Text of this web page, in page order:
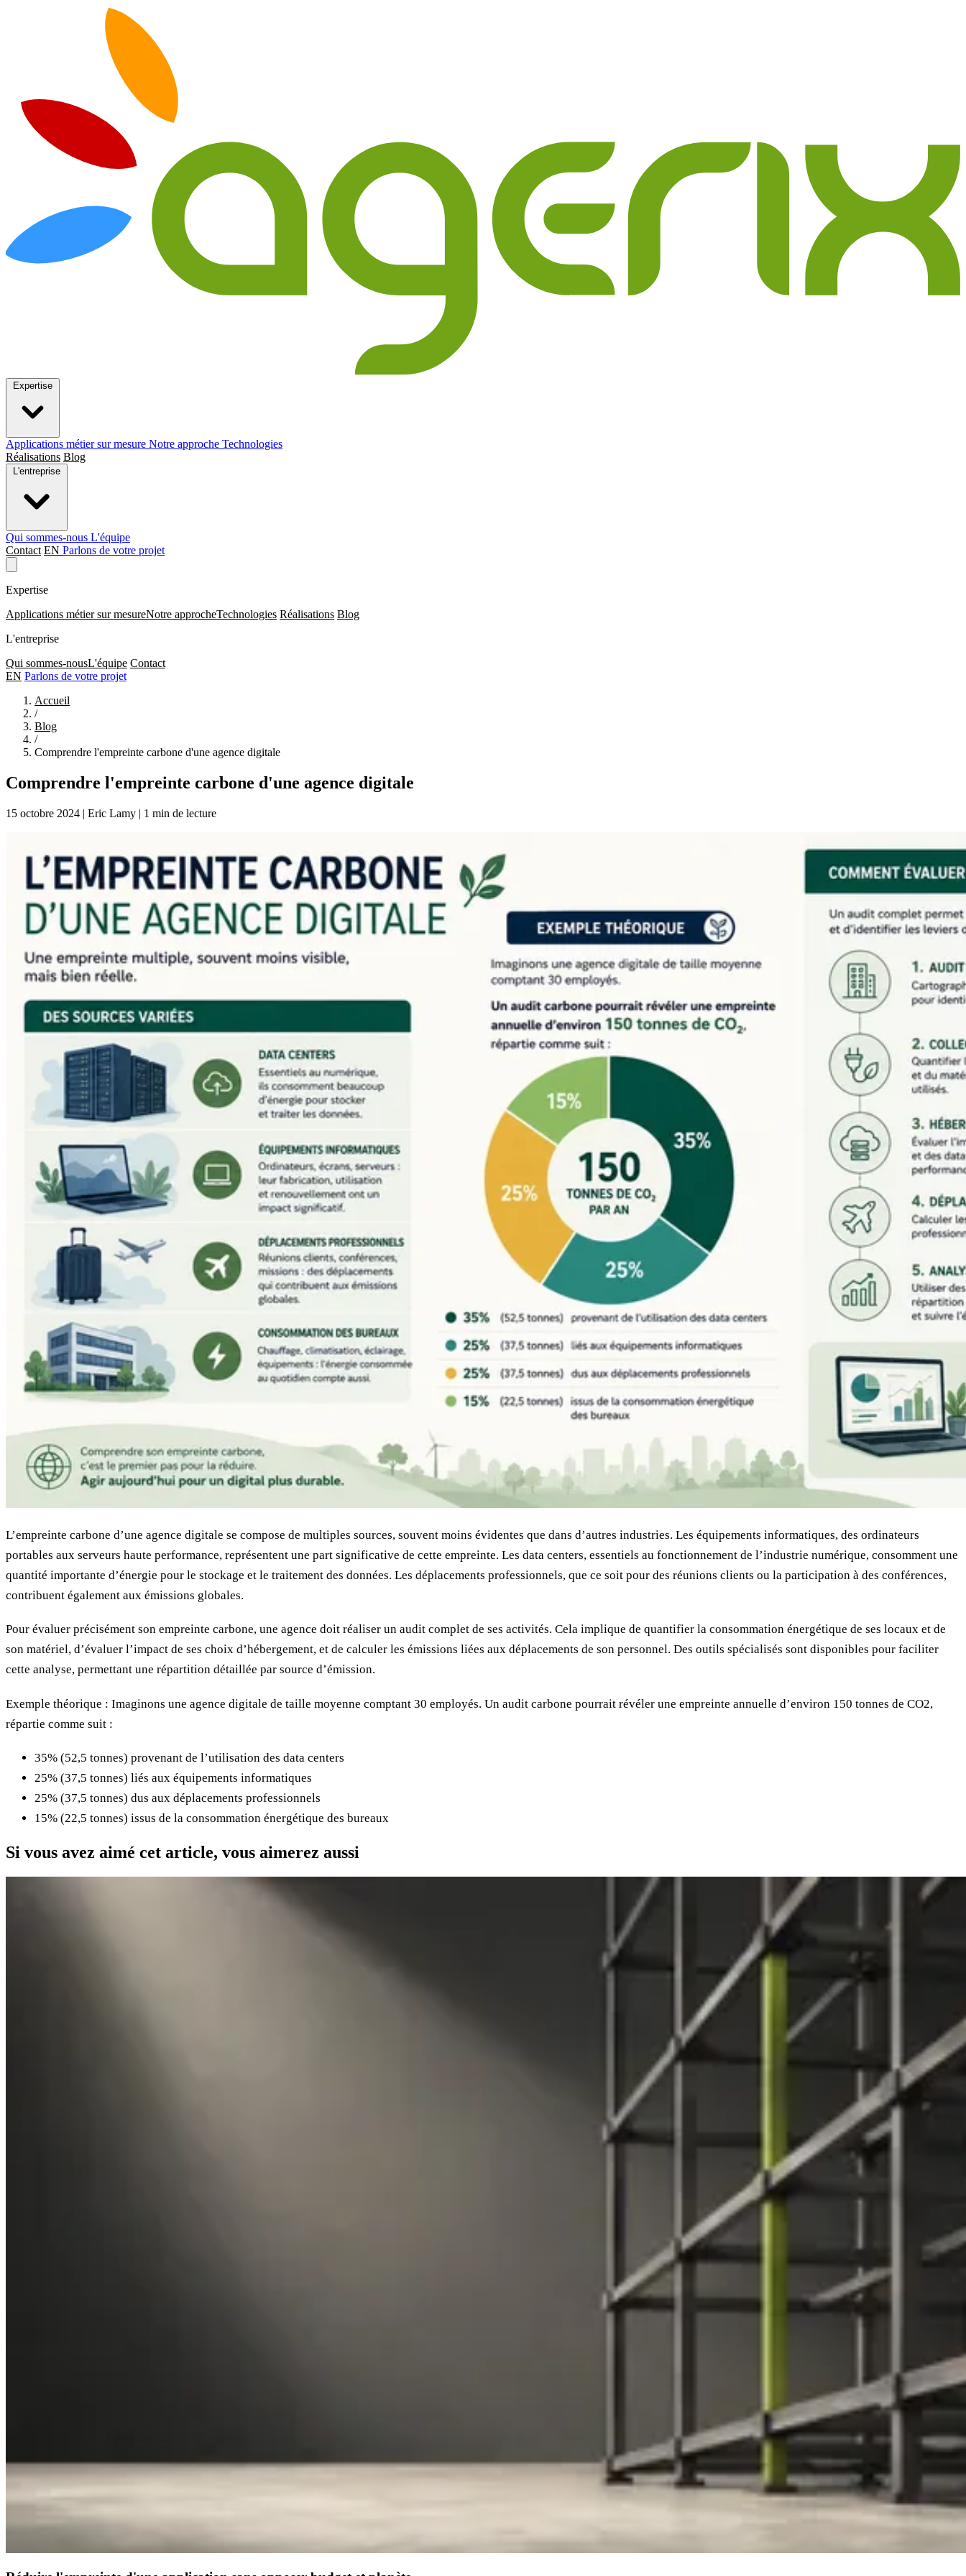
Applications métier sur mesure Notre approche Technologies
Réalisations Blog
Qui sommes-nous L'équipe
Contact EN Parlons de votre projet
Expertise
Applications métier sur mesureNotre approcheTechnologies Réalisations Blog
L'entreprise
Qui sommes-nousL'équipe Contact
EN Parlons de votre projet
Accueil
/
Blog
/
Comprendre l'empreinte carbone d'une agence digitale
Comprendre l'empreinte carbone d'une agence digitale
15 octobre 2024 | Eric Lamy | 1 min de lecture
L’empreinte carbone d’une agence digitale se compose de multiples sources, souvent moins évidentes que dans d’autres industries. Les équipements informatiques, des ordinateurs
portables aux serveurs haute performance, représentent une part significative de cette empreinte. Les data centers, essentiels au fonctionnement de l’industrie numérique, consomment une
quantité importante d’énergie pour le stockage et le traitement des données. Les déplacements professionnels, que ce soit pour des réunions clients ou la participation à des conférences,
contribuent également aux émissions globales.
Pour évaluer précisément son empreinte carbone, une agence doit réaliser un audit complet de ses activités. Cela implique de quantifier la consommation énergétique de ses locaux et de
son matériel, d’évaluer l’impact de ses choix d’hébergement, et de calculer les émissions liées aux déplacements de son personnel. Des outils spécialisés sont disponibles pour faciliter
cette analyse, permettant une répartition détaillée par source d’émission.
Exemple théorique : Imaginons une agence digitale de taille moyenne comptant 30 employés. Un audit carbone pourrait révéler une empreinte annuelle d’environ 150 tonnes de CO2,
répartie comme suit :
35% (52,5 tonnes) provenant de l’utilisation des data centers
25% (37,5 tonnes) liés aux équipements informatiques
25% (37,5 tonnes) dus aux déplacements professionnels
15% (22,5 tonnes) issus de la consommation énergétique des bureaux
Si vous avez aimé cet article, vous aimerez aussi